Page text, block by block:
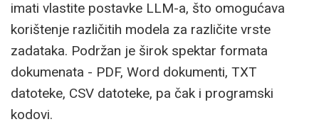
imati vlastite postavke LLM-a, što omogućava
korištenje različitih modela za različite vrste
zadataka. Podržan je širok spektar formata
dokumenata - PDF, Word dokumenti, TXT
datoteke, CSV datoteke, pa čak i programski
kodovi.